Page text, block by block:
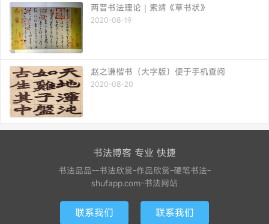
两晋书法理论｜索靖《草书状》
2020-08-19
赵之谦楷书（大字版）便于手机查阅
2020-08-20
书法博客 专业 快捷
书法品品--书法欣赏-作品欣赏-硬笔书法-
shufapp.com-书法网站
联系我们 联系我们